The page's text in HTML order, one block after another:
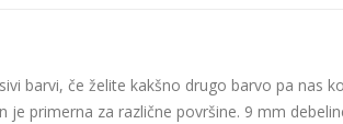
barvi, če želite kakšno drugo barvo pa nas
je primerna za različne površine. 9 mm